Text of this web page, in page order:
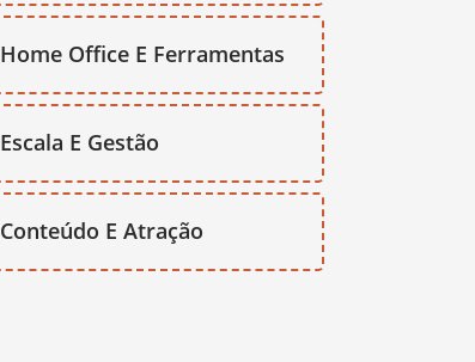
Home Office E Ferramentas
Escala E Gestão
Conteúdo E Atração